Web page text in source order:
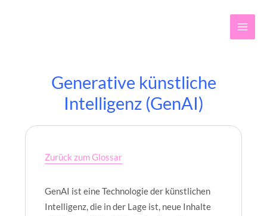
Generative künstliche
Intelligenz (GenAI)
Zurück zum Glossar
GenAI ist eine Technologie der künstlichen
Intelligenz, die in der Lage ist, neue Inhalte